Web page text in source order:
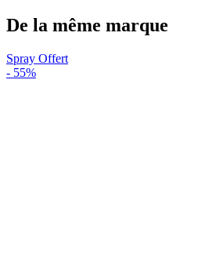
De la même marque
Spray Offert
- 55%